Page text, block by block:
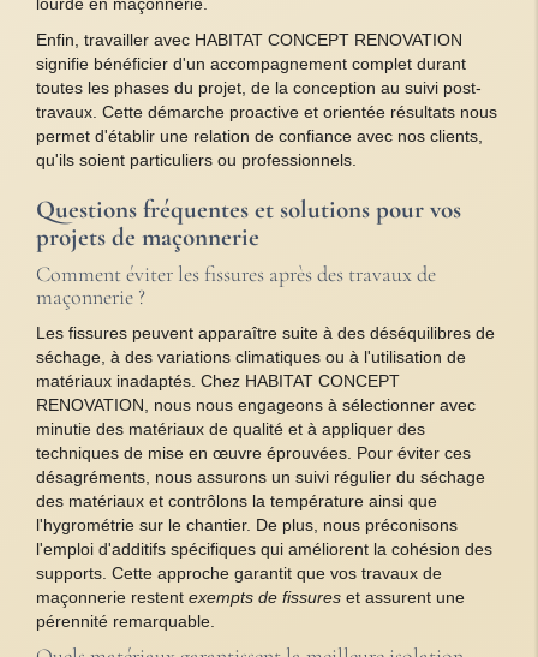
Enfin, travailler avec HABITAT CONCEPT RENOVATION
signifie bénéficier d'un accompagnement complet durant
toutes les phases du projet, de la conception au suivi post-
travaux. Cette démarche proactive et orientée résultats nous
permet d'établir une relation de confiance avec nos clients,
qu'ils soient particuliers ou professionnels.
Questions fréquentes et solutions pour vos
projets de maçonnerie
Comment éviter les fissures après des travaux de
maçonnerie ?
Les fissures peuvent apparaître suite à des déséquilibres de
séchage, à des variations climatiques ou à l'utilisation de
matériaux inadaptés. Chez HABITAT CONCEPT
RENOVATION, nous nous engageons à sélectionner avec
minutie des matériaux de qualité et à appliquer des
techniques de mise en œuvre éprouvées. Pour éviter ces
désagréments, nous assurons un suivi régulier du séchage
des matériaux et contrôlons la température ainsi que
l'hygrométrie sur le chantier. De plus, nous préconisons
l'emploi d'additifs spécifiques qui améliorent la cohésion des
supports. Cette approche garantit que vos travaux de
maçonnerie restent exempts de fissures et assurent une
pérennité remarquable.